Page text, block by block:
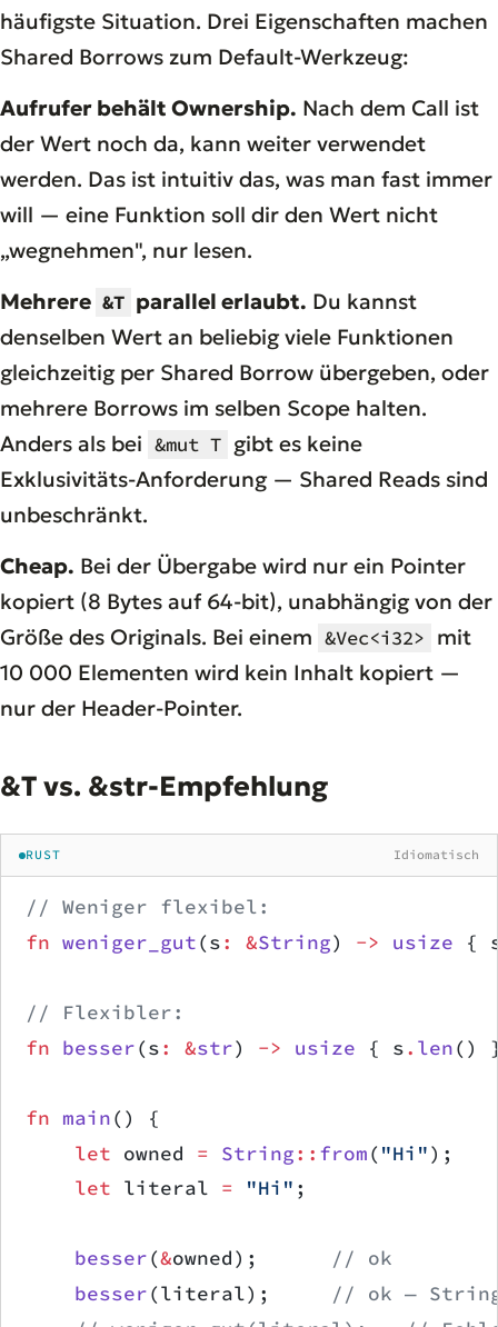
häufigste Situation. Drei Eigenschaften machen
Shared Borrows zum Default-Werkzeug:
Aufrufer behält Ownership. Nach dem Call ist
der Wert noch da, kann weiter verwendet
werden. Das ist intuitiv das, was man fast immer
will — eine Funktion soll dir den Wert nicht
„wegnehmen", nur lesen.
Mehrere &T parallel erlaubt. Du kannst
denselben Wert an beliebig viele Funktionen
gleichzeitig per Shared Borrow übergeben, oder
mehrere Borrows im selben Scope halten.
Anders als bei &mut T gibt es keine
Exklusivitäts-Anforderung — Shared Reads sind
unbeschränkt.
Cheap. Bei der Übergabe wird nur ein Pointer
kopiert (8 Bytes auf 64-bit), unabhängig von der
Größe des Originals. Bei einem &Vec<i32> mit
10 000 Elementen wird kein Inhalt kopiert —
nur der Header-Pointer.
&T vs. &str-Empfehlung
RUST Idiomatisch
// Weniger flexibel:
fn weniger_gut(s: &String) -> usize {
// Flexibler:
fn besser(s: &str) -> usize { s. len()
fn main() {
    let
owned = String:: from( "Hi");
    let
literal = "Hi" ;
    besser
(&owned); // ok
    besser
(literal);
// ok —